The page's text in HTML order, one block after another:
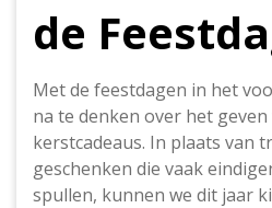
de
Met de feestdagen in het
na te denken over het
kerstcadeaus. In plaats van
geschenken die vaak
spullen, kunnen we dit jaar